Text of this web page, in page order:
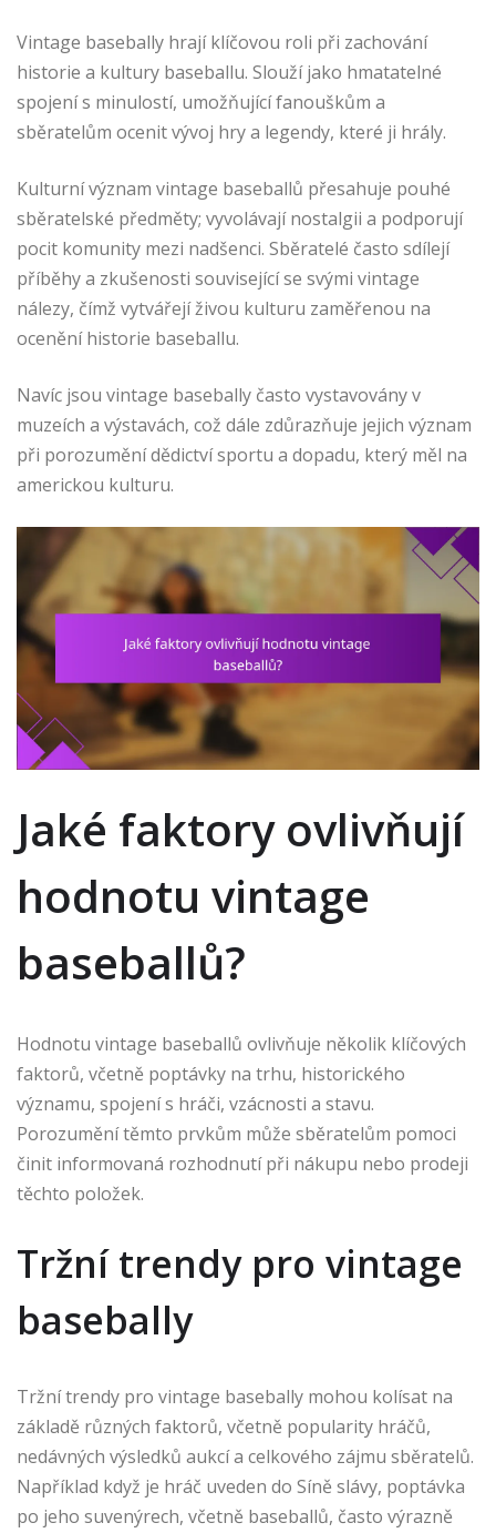
Vintage basebally hrají klíčovou roli při zachování
historie a kultury baseballu. Slouží jako hmatatelné
spojení s minulostí, umožňující fanouškům a
sběratelům ocenit vývoj hry a legendy, které ji hrály.
Kulturní význam vintage baseballů přesahuje pouhé
sběratelské předměty; vyvolávají nostalgii a podporují
pocit komunity mezi nadšenci. Sběratelé často sdílejí
příběhy a zkušenosti související se svými vintage
nálezy, čímž vytvářejí živou kulturu zaměřenou na
ocenění historie baseballu.
Navíc jsou vintage basebally často vystavovány v
muzeích a výstavách, což dále zdůrazňuje jejich význam
při porozumění dědictví sportu a dopadu, který měl na
americkou kulturu.
Jaké faktory ovlivňují
hodnotu vintage
baseballů?
Hodnotu vintage baseballů ovlivňuje několik klíčových
faktorů, včetně poptávky na trhu, historického
významu, spojení s hráči, vzácnosti a stavu.
Porozumění těmto prvkům může sběratelům pomoci
činit informovaná rozhodnutí při nákupu nebo prodeji
těchto položek.
Tržní trendy pro vintage
basebally
Tržní trendy pro vintage basebally mohou kolísat na
základě různých faktorů, včetně popularity hráčů,
nedávných výsledků aukcí a celkového zájmu sběratelů.
Například když je hráč uveden do Síně slávy, poptávka
po jeho suvenýrech, včetně baseballů, často výrazně